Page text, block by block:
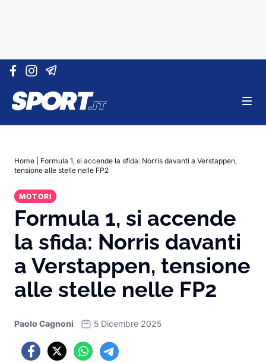
Vai al contenuto
Home
Formula 1, si accende la sfida: Norris davanti a Verstappen,
tensione alle stelle nelle FP2
MOTORI
Formula 1, si accende
la sfida: Norris davanti
a Verstappen, tensione
alle stelle nelle FP2
Paolo Cagnoni 5 Dicembre 2025